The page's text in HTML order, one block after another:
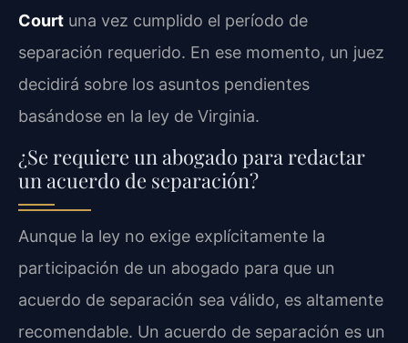
Court una vez cumplido el período de
separación requerido. En ese momento, un juez
decidirá sobre los asuntos pendientes
basándose en la ley de Virginia.
¿Se requiere un abogado para redactar
un acuerdo de separación?
Aunque la ley no exige explícitamente la
participación de un abogado para que un
acuerdo de separación sea válido, es altamente
recomendable. Un acuerdo de separación es un